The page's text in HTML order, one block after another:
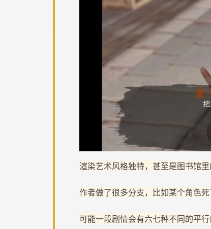
渲染艺术风格独特，甚至是图书馆里
作者做了很多分支，比如某个角色死
可能一段剧情会有六七种不同的平